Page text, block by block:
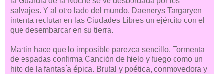
salvajes. Y al otro lado del mundo, Daenerys Targaryen
intenta reclutar en las Ciudades Libres un ejército con el
que desembarcar en su tierra.
Martin hace que lo imposible parezca sencillo. Tormenta
de espadas confirma Canción de hielo y fuego como un
hito de la fantasía épica. Brutal y poética, conmovedora y